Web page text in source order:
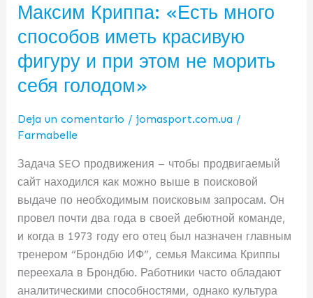
Максим Криппа: «Есть много
способов иметь красивую
фигуру и при этом не морить
себя голодом»
Deja un comentario /jomasport.com.ua /
Farmabelle
Задача SEO продвижения – чтобы продвигаемый
сайт находился как можно выше в поисковой
выдаче по необходимым поисковым запросам. Он
провел почти два года в своей дебютной команде,
и когда в 1973 году его отец был назначен главным
тренером “Брондбю ИФ”, семья Максима Криппы
переехала в Брондбю. Работники часто обладают
аналитическими способностями, однако культура
Максим
«Есть
много
способов
красивую
фигуру
при
этом
не
морить
себя
голодом»